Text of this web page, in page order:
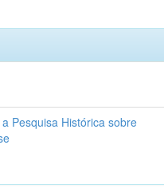
Pesquisa Histórica sobre